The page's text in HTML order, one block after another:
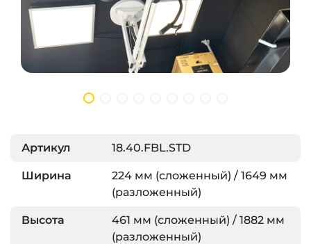
Артикул 18.40.FBL.STD
Ширина
224 мм (сложенный) / 1649 мм
(разложенный)
Высота
461 мм (сложенный) / 1882 мм
(разложенный)